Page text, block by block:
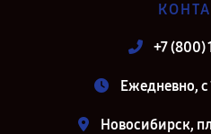
+7 (800)
Ежедневно,
Новосибирск,